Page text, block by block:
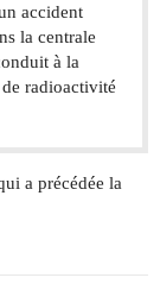
accident
la centrale
à la
radioactivité
a précédée la